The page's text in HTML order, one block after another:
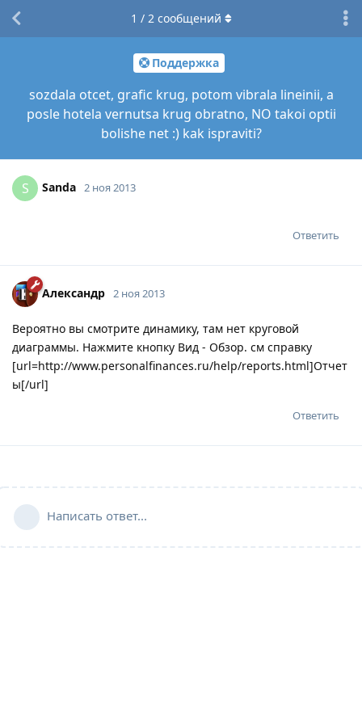
Поддержка
sozdala otcet, grafic krug, potom vibrala lineinii, a
posle hotela vernutsa krug obratno, NO takoi optii
bolishe net :) kak ispraviti?
1 / 2сообщений
S Sanda 2 ноя 2013
Ответить
Александр 2 ноя 2013
Вероятно вы смотрите динамику, там нет круговой
диаграммы. Нажмите кнопку Вид - Обзор. см справку
[url=http://www.personalfinances.ru/help/reports.html]Отчет
ы[/url]
Ответить
Написать ответ...